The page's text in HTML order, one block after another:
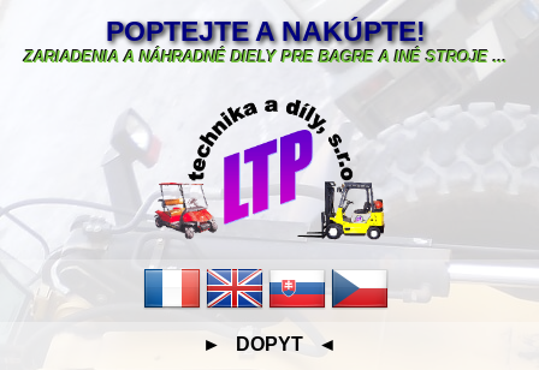
POPTEJTE A NAKÚPTE!
ZARIADENIA A NÁHRADNÉ DIELY PRE BAGRE A INÉ STROJE ...
► DOPYT ◄